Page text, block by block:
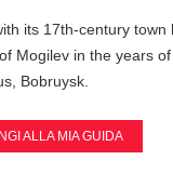
its 17th-century
Mogilev in the years
Bobruysk.
ALLA MIA GUIDA